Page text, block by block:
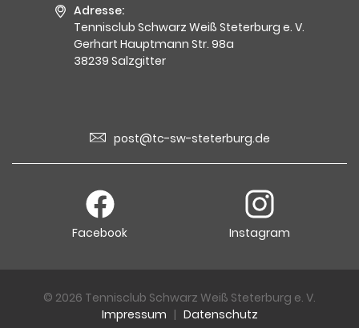
Adresse:
Tennisclub Schwarz Weiß Steterburg e. V.
Gerhart Hauptmann Str. 98a
38239 Salzgitter
post@tc-sw-steterburg.de
Facebook Instagram
© 2026 Tennisclub Schwarz Weiß Steterburg e. V.
Impressum | Datenschutz